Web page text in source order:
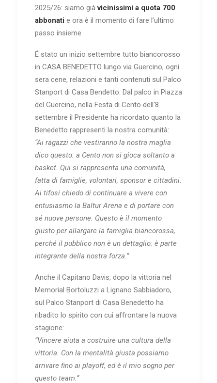
2025/26: siamo giàvicinissimi a quota 700
abbonati e ora è il momento di fare l’ultimo
passo insieme.
É stato un inizio settembre tutto biancorosso
in CASA BENEDETTO lungo via Guercino, ogni
sera cene, relazioni e tanti contenuti sul Palco
Stanport di Casa Bendetto. Dal palco in Piazza
del Guercino, nella Festa di Cento dell'8
settembre il Presidente ha ricordato quanto la
Benedetto rappresenti la nostra comunità:
“Ai ragazzi che vestiranno la nostra maglia
dico questo: a Cento non si gioca soltanto a
basket. Qui si rappresenta una comunità,
fatta di famiglie, volontari, sponsor e cittadini.
Ai tifosi chiedo di continuare a vivere con
entusiasmo la Baltur Arena e di portare con
sé nuove persone. Questo è il momento
giusto per allargare la famiglia biancorossa,
perché il pubblico non è un dettaglio: è parte
integrante della nostra forza.”
Anche il Capitano Davis, dopo la vittoria nel
Memorial Bortoluzzi a Lignano Sabbiadoro,
sul Palco Stanport di Casa Benedetto ha
ribadito lo spirito con cui affrontare la nuova
stagione:
“Vincere aiuta a costruire una cultura della
vittoria. Con la mentalità giusta possiamo
arrivare fino ai playoff, ed è il mio sogno per
questo team.”